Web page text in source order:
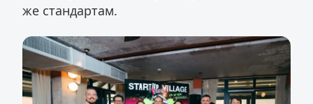
же стандартам.